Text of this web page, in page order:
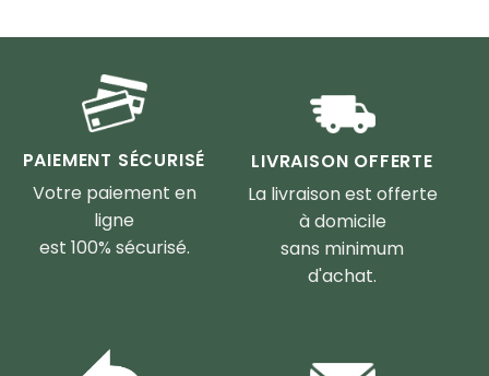
PAIEMENT SÉCURISÉ
Votre paiement en
ligne
est 100% sécurisé.
LIVRAISON OFFERTE
La livraison est offerte
à domicile
sans minimum
d'achat.